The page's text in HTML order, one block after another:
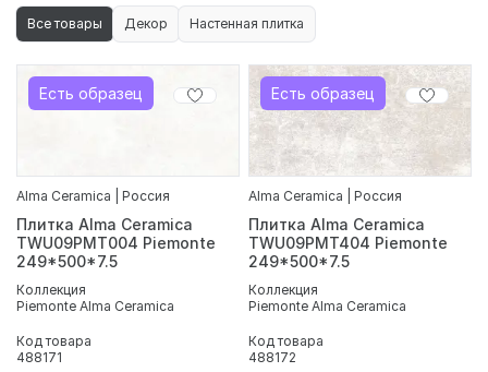
стильную атмосферу.
выразительным золотистым блеском, который добавляет
интерьеру характер и делает его более изысканным.
Плитка устойчива к влаге и износу, легко комбинируется с
разными отделочными материалами и подходит для
жилых и коммерческих помещений.
В интернет-магазине «ДомДаКомфорт» вы можете
Санкт-Петербургу и области. Мы гарантируем качество
материала, быструю доставку и оптимальную цену.
Все товары Декор Настенная плитка
Есть образец
Alma Ceramica | Россия
Плитка Alma Ceramica
TWU09PMT004 Piemonte
249*500*7.5
Коллекция
Piemonte Alma Ceramica
Код товара
488171
Есть образец
Alma Ceramica | Россия
Плитка Alma Ceramica
TWU09PMT404 Piemonte
249*500*7.5
Коллекция
Piemonte Alma Ceramica
Код товара
488172